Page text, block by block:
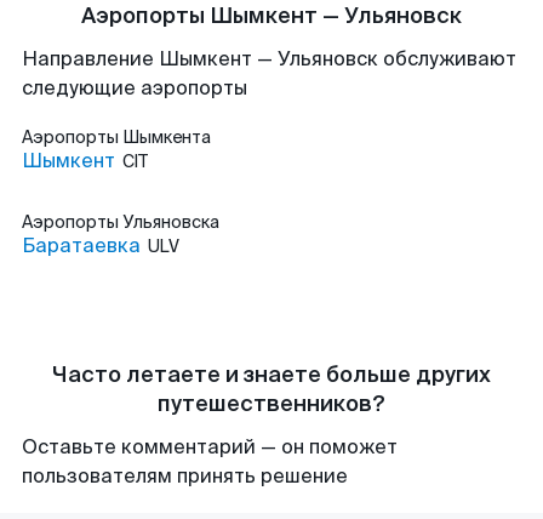
Аэропорты Шымкент — Ульяновск
Направление Шымкент — Ульяновск обслуживают
следующие аэропорты
Аэропорты Шымкента
Шымкент CIT
Аэропорты Ульяновска
Баратаевка ULV
Часто летаете и знаете больше других
путешественников?
Оставьте комментарий — он поможет
пользователям принять решение